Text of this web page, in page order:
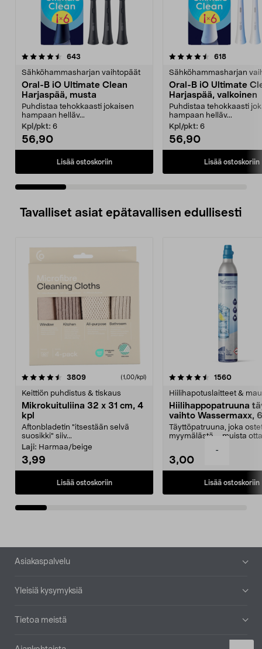
-
643
Sähköhammasharjan vaihtopäät
Oral-B iO Ultimate Clean
Harjaspää, musta
Puhdistaa tehokkaasti jokaisen
hampaan helläv...
Kpl/pkt: 6
56,90
Lisää ostoskoriin
4.5 viidestä
618arvostelut
Sähköhammasharjan
Oral-B iO Ultimate
Harjaspää, valkoinen
Puhdistaa tehokkaasti
hampaan helläv...
Kpl/pkt: 6
56,90
Lisää ostoskoriin
4.5 viidestä
Tavalliset asiat epätavallisen edullisesti
3809arvostelut (1,00/kpl)
Keittiön puhdistus & tiskaus
Mikrokuituliina 32 x 31 cm, 4
kpl
Aftonbladetin "itsestään selvä
suosikki" siiv...
Laji: Harmaa/beige
3,99
Lisää ostoskoriin
4.5viidestä
1560
Hiilihapotuslaitteet &
Hiilihappopatruuna
vaihto Wassermaxx,
Täyttöpatruuna, joka
myymälästä – muista
3,00
Lisää ostoskoriin
4.5viidestä
Alatunniste
Asiakaspalvelu
Yleisiä kysymyksiä
Tietoa meistä